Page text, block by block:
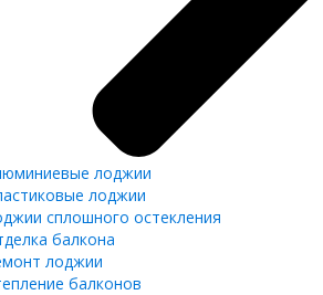
лоджии
лоджии
сплошного остекления
балкона
лоджии
балконов